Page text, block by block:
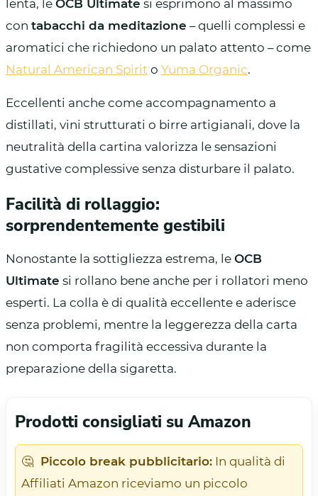
lenta, le OCB Ultimate si esprimono al massimo
con tabacchi da meditazione – quelli complessi e
aromatici che richiedono un palato attento – come
Natural American Spirit o Yuma Organic.
Eccellenti anche come accompagnamento a
distillati, vini strutturati o birre artigianali, dove la
neutralità della cartina valorizza le sensazioni
gustative complessive senza disturbare il palato.
Facilità di rollaggio:
sorprendentemente gestibili
Nonostante la sottigliezza estrema, le OCB
Ultimate si rollano bene anche per i rollatori meno
esperti. La colla è di qualità eccellente e aderisce
senza problemi, mentre la leggerezza della carta
non comporta fragilità eccessiva durante la
preparazione della sigaretta.
Prodotti consigliati su Amazon
🤔 Piccolo break pubblicitario: In qualità di
Affiliati Amazon riceviamo un piccolo